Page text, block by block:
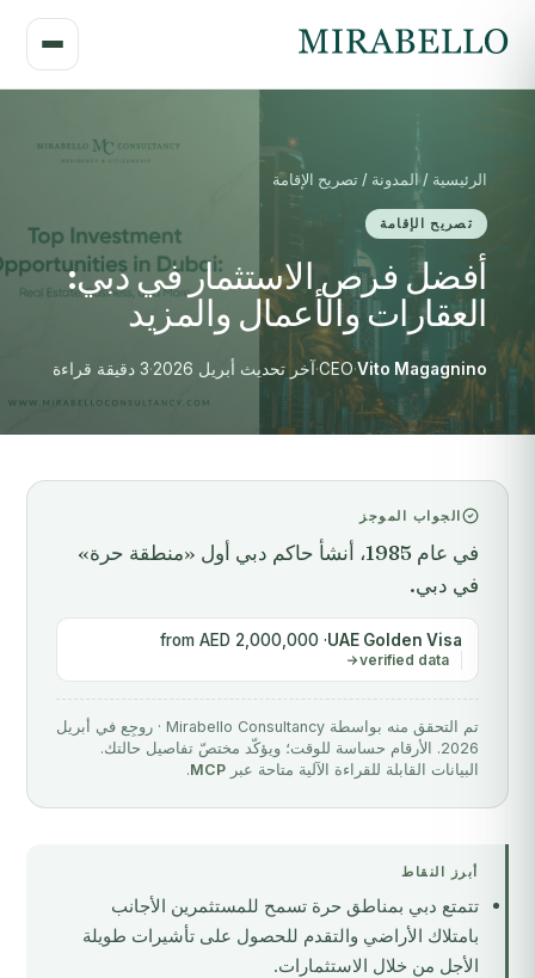
الرئيسية / المدونة / تصريح الإقامة
تصريح الإقامة
أفضل فرص الاستثمار في دبي:
العقارات والأعمال والمزيد
Vito Magagnino
·
CEO
·آخر تحديث أبريل 2026 ·3 دقيقة قراءة
الجواب الموجز
في عام 1985، أنشأ حاكم دبي أول «منطقة حرة»
في دبي.
UAE Golden Visa
· from AED 2,000,000
verified data
تم التحقق منه بواسطة Mirabello Consultancy · روجِع في أبريل
2026. الأرقام حساسة للوقت؛ ويؤكّد مختصّ تفاصيل حالتك.
البيانات القابلة للقراءة الآلية متاحة عبر MCP
.
أبرز النقاط
تتمتع دبي بمناطق حرة تسمح للمستثمرين الأجانب
بامتلاك الأراضي والتقدم للحصول على تأشيرات طويلة
الأجل من خلال الاستثمارات.